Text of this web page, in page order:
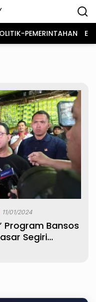
PEMERINTAHAN
11/01/2024
Program Bansos
Segiri